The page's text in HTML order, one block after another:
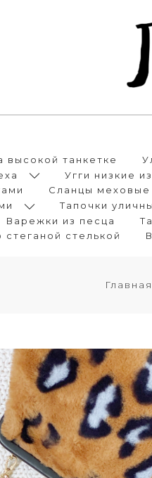
высокой танкетке
Угги низкие
Сланцы меховые
Тапочки
Варежки из песца
стелькой
Главная